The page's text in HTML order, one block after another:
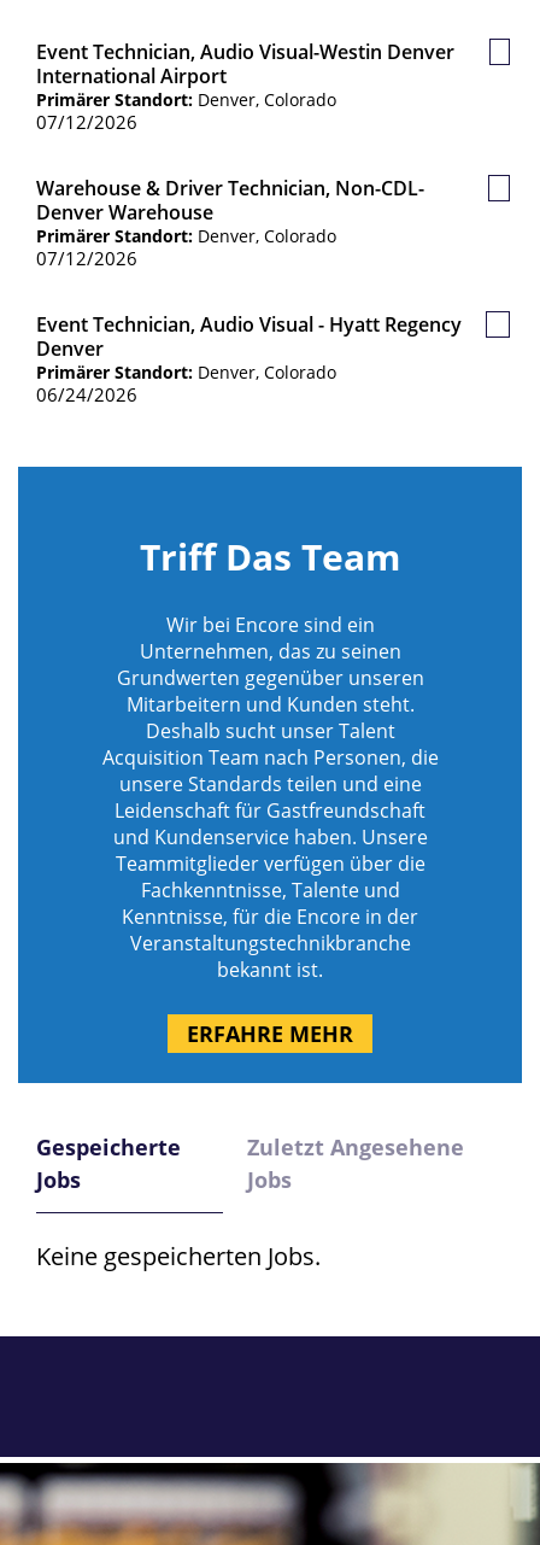
Event Technician, Audio Visual-Westin Denver
International Airport
Primärer Standort: Denver, Colorado
07/12/2026
Warehouse & Driver Technician, Non-CDL-
Denver Warehouse
Primärer Standort: Denver, Colorado
07/12/2026
Event Technician, Audio Visual - Hyatt Regency
Denver
Primärer Standort: Denver, Colorado
06/24/2026
Triff Das Team
Wir bei Encore sind ein
Unternehmen, das zu seinen
Grundwerten gegenüber unseren
Mitarbeitern und Kunden steht.
Deshalb sucht unser Talent
Acquisition Team nach Personen, die
unsere Standards teilen und eine
Leidenschaft für Gastfreundschaft
und Kundenservice haben. Unsere
Teammitglieder verfügen über die
Fachkenntnisse, Talente und
Kenntnisse, für die Encore in der
Veranstaltungstechnikbranche
bekannt ist.
ERFAHRE MEHR
Gespeicherte
Jobs
Zuletzt Angesehene
Jobs
Keine gespeicherten Jobs.